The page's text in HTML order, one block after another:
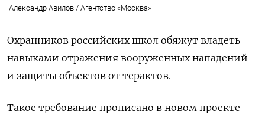
Александр Авилов / Агентство «Москва»
Охранников российских школ обяжут владеть
навыками отражения вооруженных нападений
и защиты объектов от терактов.
Такое требование прописано в новом проекте